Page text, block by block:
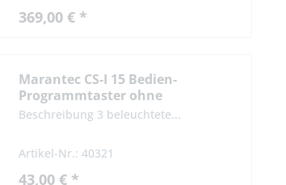
369,00 € *
Marantec CS-I 15 Bedien-
Programmtaster ohne
Schlüsselschalter
Beschreibung 3 beleuchtete...
Artikel-Nr.: 40321
43,00 € *